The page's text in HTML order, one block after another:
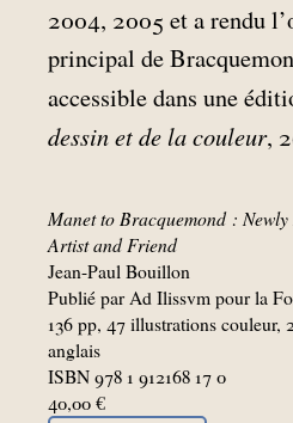
2004, 2005 et a rendu
principal de
accessible dans une
dessin et de la couleur,
Manet to Bracquemond :
Artist and Friend
Jean-Paul Bouillon
Publié par Ad Ilissvm pour la
136 pp, 47 illustrations couleur,
anglais
ISBN 978 1 912168 17 0
40,00 €